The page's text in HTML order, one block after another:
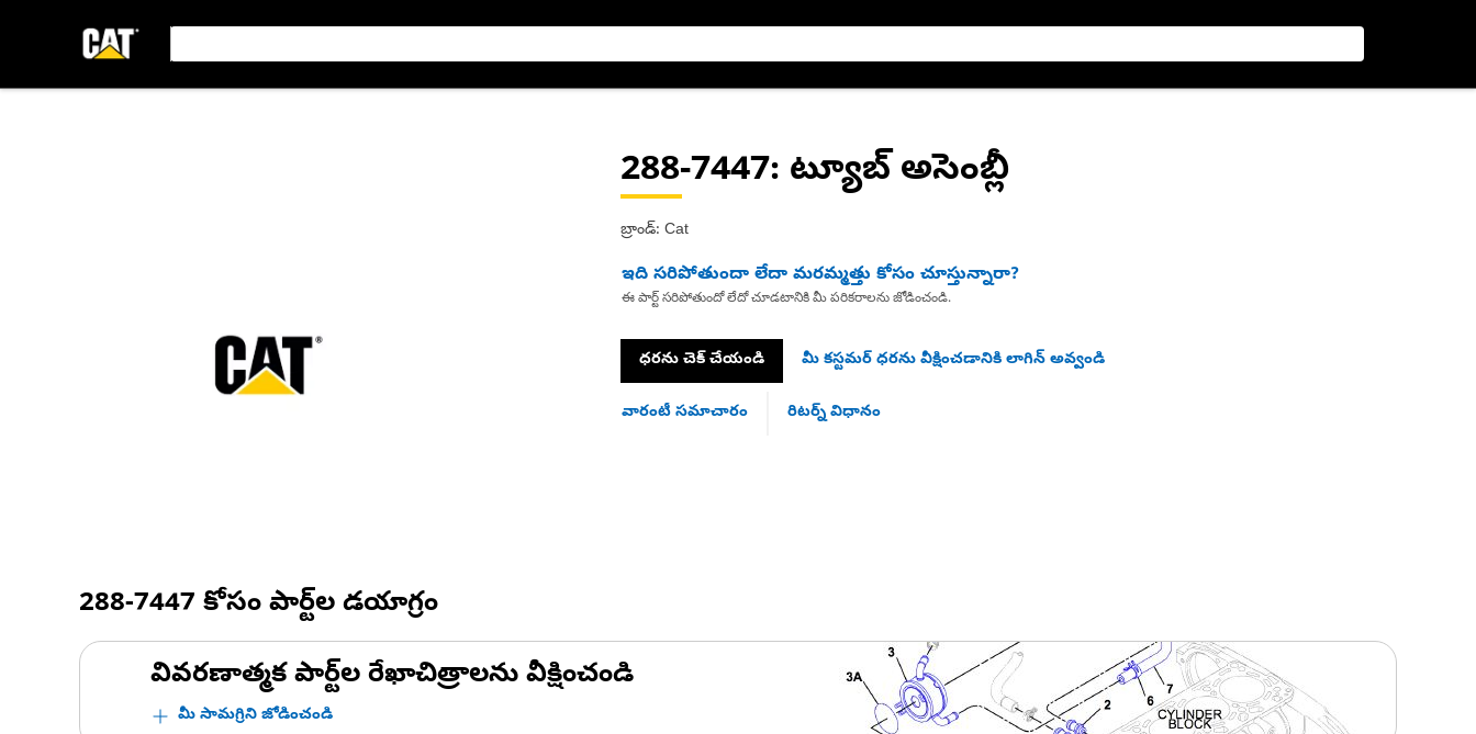
288-7447: ట్యూబ్ అసెంబ్లీ
బ్రాండ్: Cat
ఇది సరిపోతుందా లేదా మరమ్మత్తు కోసం చూస్తున్నారా?
ఈ పార్ట్ సరిపోతుందో లేదో చూడటానికి మీ పరికరాలను జోడించండి.
ధరను చెక్ చేయండి మీ కస్టమర్ ధరను వీక్షించడానికి లాగిన్ అవ్వండి
వారంటీ సమాచారం రిటర్న్ విధానం
288-7447 కోసం పార్ట్‌ల డయాగ్రం
వివరణాత్మక పార్ట్‌ల రేఖాచిత్రాలను వీక్షించండి
మీ సామగ్రిని జోడించండి